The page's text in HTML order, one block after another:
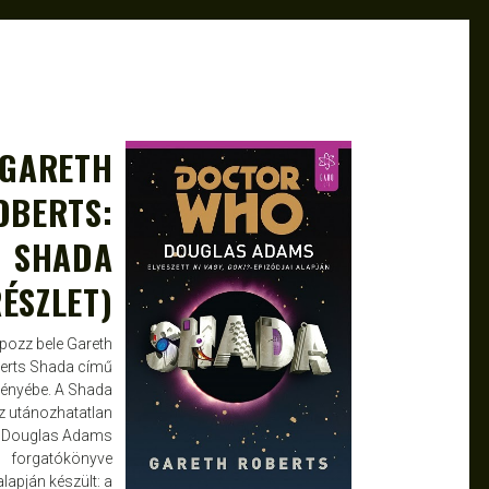
ATTILA
NOV 22, 2013
GARETH
SHADA
bele Gareth
Shada című
A Shada
utánozhatatlan
Douglas Adams
forgatókönyve
készült: a